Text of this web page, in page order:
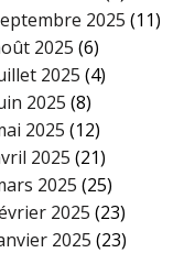
2025 (11)
2025 (6)
2025 (4)
2025 (8)
2025 (12)
2025 (21)
2025 (25)
2025 (23)
2025 (23)